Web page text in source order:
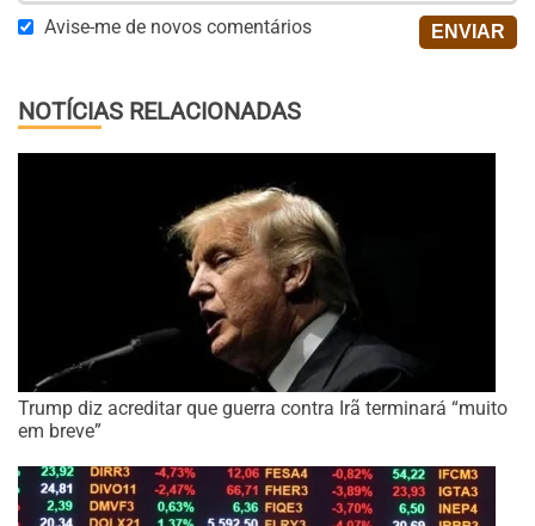
Avise-me de novos comentários
NOTÍCIAS RELACIONADAS
Trump diz acreditar que guerra contra Irã terminará “muito
em breve”